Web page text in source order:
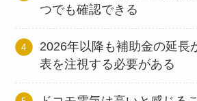
つでも確認できる
2026年以降も補助金の延長
表を注視する必要がある